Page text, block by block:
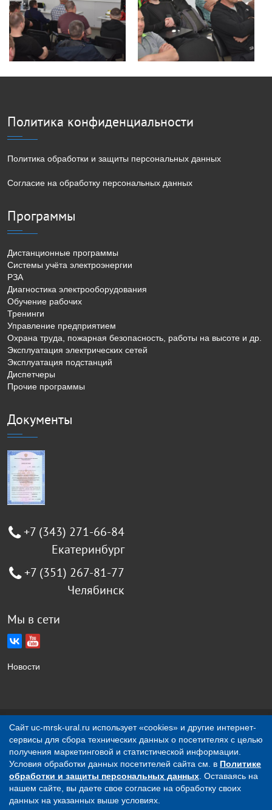
Политика конфиденциальности
Политика обработки и защиты персональных данных
Согласие на обработку персональных данных
Программы
Дистанционные программы
Системы учёта электроэнергии
РЗА
Диагностика электрооборудования
Обучение рабочих
Тренинги
Управление предприятием
Охрана труда, пожарная безопасность, работы на высоте и др.
Эксплуатация электрических сетей
Эксплуатация подстанций
Диспетчеры
Прочие программы
Документы
+7 (343) 271-66-84
Екатеринбург
+7 (351) 267-81-77
Челябинск
Мы в сети
Новости
Создание сайта Jellyweb
О компании Контакты
Вся представленная на сайте информация носит
исключительно информационный характер и ни при каких
Сайт uc-mrsk-ural.ru использует «cookies» и другие интернет-
сервисы для сбора технических данных о посетителях с целью
получения маркетинговой и статистической информации.
Условия обработки данных посетителей сайта см. в Политике
обработки и защиты персональных данных . Оставаясь на
нашем сайте, вы даете свое согласие на обработку своих
данных на указанных выше условиях.